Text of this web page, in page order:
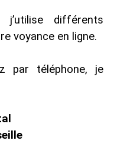
différents
voyance en ligne.
par téléphone, je